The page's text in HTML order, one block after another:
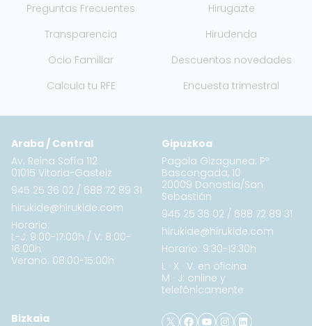
Preguntas Frecuentes
Hirugazte
Transparencia
Hirudenda
Ocio Familiar
Descuentos novedades
Calcula tu RFE
Encuesta trimestral
Araba / Central
Av. Reina Sofía 112
01015 Vitoria-Gasteiz
945 25 36 02 / 688 72 89 31
hirukide@hirukide.com
Horario:
L-J: 9:00-17:00h / V: 8:00-
16:00h
Verano: 08:00-15:00h
Gipuzkoa
Pagola Gizagunea. Pº
Bascongada, 10
20009 Donostia/San
Sebastián
945 25 36 02 / 688 72 89 31
hirukide@hirukide.com
Horario: 9:30-13:30h
L · X · V: en oficina
M · J: online y
telefónicamente
Bizkaia X Facebook
YouTube
Instagram
LinkedIn